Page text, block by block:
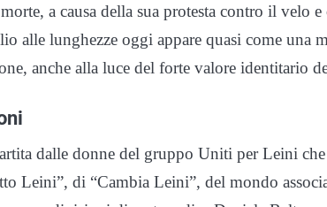
a causa della sua protesta contro il velo
alle lunghezze oggi appare quasi come una
anche alla luce del forte valore identitario
dalle donne del gruppo Uniti per Leini
Leini”, di “Cambia Leini”, del mondo